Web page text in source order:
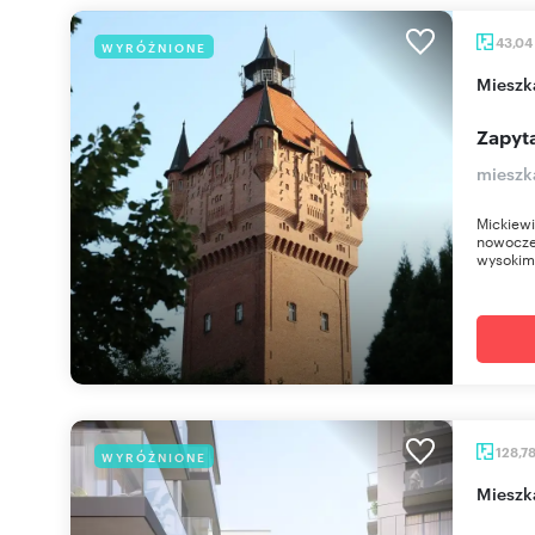
WYRÓŻNIONE 43,04
WYRÓŻNIONE